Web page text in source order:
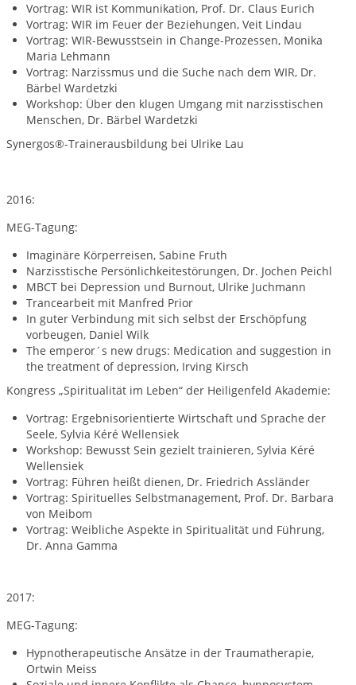
Vortrag: WIR ist Kommunikation, Prof. Dr. Claus Eurich
Vortrag: WIR im Feuer der Beziehungen, Veit Lindau
Vortrag: WIR-Bewusstsein in Change-Prozessen, Monika
Maria Lehmann
Vortrag: Narzissmus und die Suche nach dem WIR, Dr.
Bärbel Wardetzki
Workshop: Über den klugen Umgang mit narzisstischen
Menschen, Dr. Bärbel Wardetzki
Synergos®-Trainerausbildung bei Ulrike Lau
2016:
MEG-Tagung:
Imaginäre Körperreisen, Sabine Fruth
Narzisstische Persönlichkeitestörungen, Dr. Jochen Peichl
MBCT bei Depression und Burnout, Ulrike Juchmann
Trancearbeit mit Manfred Prior
In guter Verbindung mit sich selbst der Erschöpfung
vorbeugen, Daniel Wilk
The emperor´s new drugs: Medication and suggestion in
the treatment of depression, Irving Kirsch
Kongress „Spiritualität im Leben“ der Heiligenfeld Akademie:
Vortrag: Ergebnisorientierte Wirtschaft und Sprache der
Seele, Sylvia Kéré Wellensiek
Workshop: Bewusst Sein gezielt trainieren, Sylvia Kéré
Wellensiek
Vortrag: Führen heißt dienen, Dr. Friedrich Assländer
Vortrag: Spirituelles Selbstmanagement, Prof. Dr. Barbara
von Meibom
Vortrag: Weibliche Aspekte in Spiritualität und Führung,
Dr. Anna Gamma
2017:
MEG-Tagung:
Hypnotherapeutische Ansätze in der Traumatherapie,
Ortwin Meiss